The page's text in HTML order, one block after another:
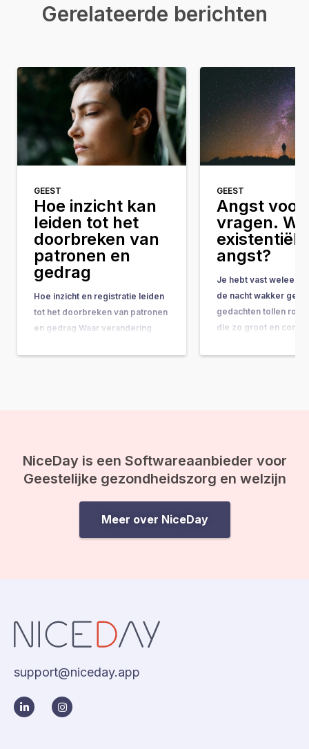
Gerelateerde berichten
GEEST
Hoe inzicht kan
leiden tot het
doorbreken van
patronen en
gedrag
Hoe inzicht en registratie leiden
tot het doorbreken van patronen
en gedrag Waar verandering
concrete do’s & don’ts, tips &
waarom inzicht…
GEEST
Angst voor
vragen.
existentiële
angst?
Je hebt vast weleens
de nacht wakker
gedachten tollen
die zo groot en
lijken. Vragen als:
NiceDay is een Softwareaanbieder voor
Geestelijke gezondheidszorg en welzijn
Meer over NiceDay
support@niceday.app